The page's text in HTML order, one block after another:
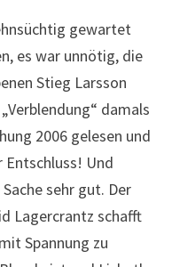
gewartet
es war unnötig, die
Stieg Larsson
damals
2006 gelesen und
Entschluss! Und
sehr gut. Der
Lagercrantz schafft
Spannung zu